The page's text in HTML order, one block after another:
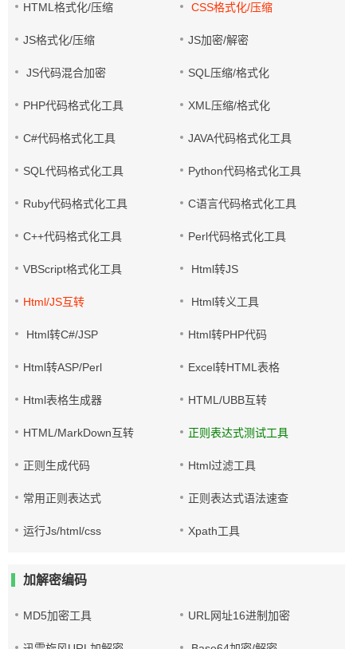
HTML格式化/压缩 CSS格式化/压缩
JS格式化/压缩 JS加密/解密
JS代码混合加密 SQL压缩/格式化
PHP代码格式化工具 XML压缩/格式化
C#代码格式化工具 JAVA代码格式化工具
SQL代码格式化工具 Python代码格式化工具
Ruby代码格式化工具 C语言代码格式化工具
C++代码格式化工具 Perl代码格式化工具
VBScript格式化工具 Html转JS
Html/JS互转 Html转义工具
Html转C#/JSP Html转PHP代码
Html转ASP/Perl Excel转HTML表格
Html表格生成器 HTML/UBB互转
HTML/MarkDown互转 正则表达式测试工具
正则生成代码 Html过滤工具
常用正则表达式 正则表达式语法速查
运行Js/html/css Xpath工具
加解密编码
MD5加密工具 URL网址16进制加密